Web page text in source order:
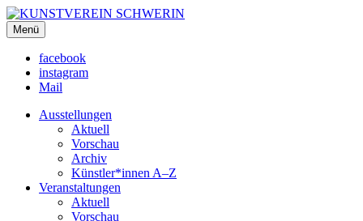
KUNSTVEREIN SCHWERIN
Für Mecklenburg und Vorpommern
Menü
facebook
instagram
Mail
Ausstellungen
Aktuell
Vorschau
Archiv
Künstler*innen A–Z
Veranstaltungen
Aktuell
Vorschau